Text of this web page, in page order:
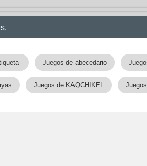
Juegos de abecedario
Juegos de KAQCHIKEL